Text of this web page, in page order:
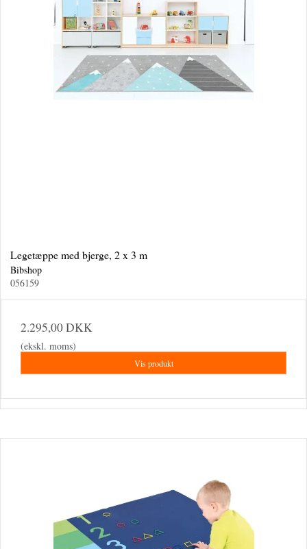
Legetæppe med bjerge, 2 x 3 m
Bibshop
056159
2.295,00 DKK
(ekskl. moms)
Vis produkt